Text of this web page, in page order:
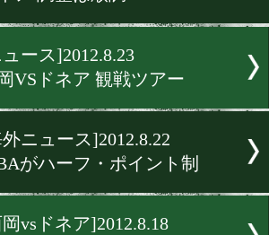
[ニュース]2012.8.24
ドネア 調整は順調
[ニュース]2012.8.23
西岡VSドネア 観戦ツアー